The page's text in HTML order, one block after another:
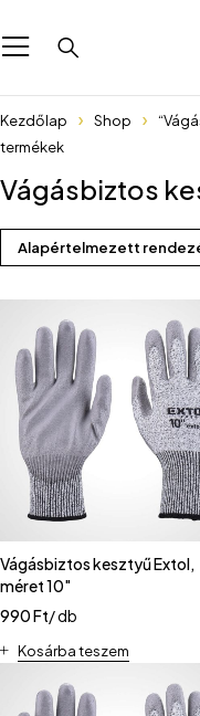
Kezdőlap Shop
termékek
Vágásbiztos
Alapértelmezett
Vágásbiztos kesztyű Extol,
méret 10"
990Ft/ db
Kosárba teszem